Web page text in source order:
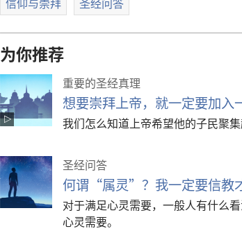
为你推荐
重要的圣经真理
想要崇拜上帝，就一定要加入
我们怎么知道上帝希望他的子民聚
圣经问答
何谓“属灵”？我一定要信教
对于满足心灵需要，一般人有什么
心灵需要。